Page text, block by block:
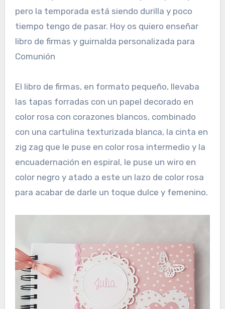
pero la temporada está siendo durilla y poco
tiempo tengo de pasar. Hoy os quiero enseñar
libro de firmas y guirnalda personalizada para
Comunión
El libro de firmas, en formato pequeño, llevaba
las tapas forradas con un papel decorado en
color rosa con corazones blancos, combinado
con una cartulina texturizada blanca, la cinta en
zig zag que le puse en color rosa intermedio y la
encuadernación en espiral, le puse un wiro en
color negro y atado a este un lazo de color rosa
para acabar de darle un toque dulce y femenino.